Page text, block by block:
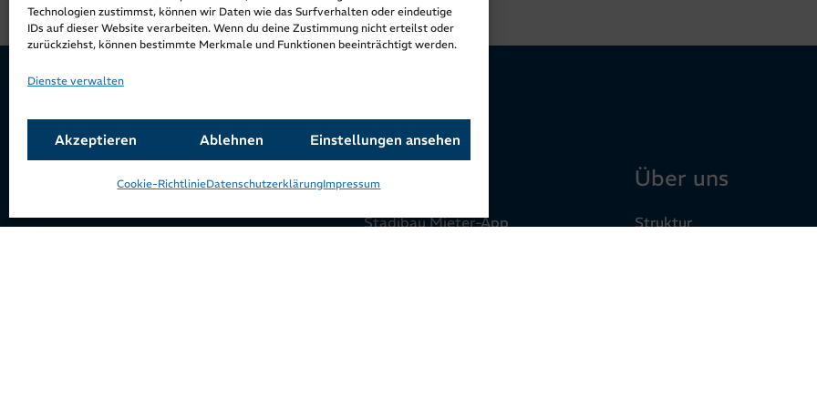
Technologien zustimmst, können wir Daten wie das Surfverhalten oder eindeutige
IDs auf dieser Website verarbeiten. Wenn du deine Zustimmung nicht erteilst oder
zurückziehst, können bestimmte Merkmale und Funktionen beeinträchtigt werden.
Dienste verwalten
Akzeptieren Ablehnen Einstellungen ansehen
Cookie-RichtlinieDatenschutzerklärungImpressum
Schwere-Reiter-Straße 11
Service
Stadibau Mieter-App
Über uns
Struktur